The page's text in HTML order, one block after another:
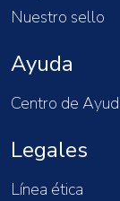
Nuestro sello
Ayuda
Centro de
Legales
Línea ética